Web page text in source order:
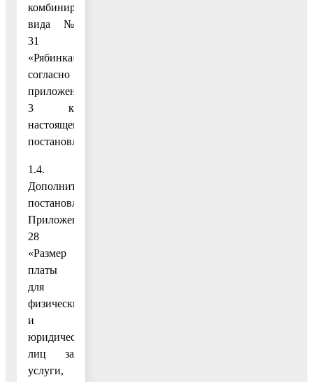
комбинированного
вида №
31
«Рябинка»
согласно
приложению
3 к
настоящему
постановлению;
1.4.
Дополнить
постановление
Приложением
28
«Размер
платы
для
физических
и
юридических
лиц за
услуги,